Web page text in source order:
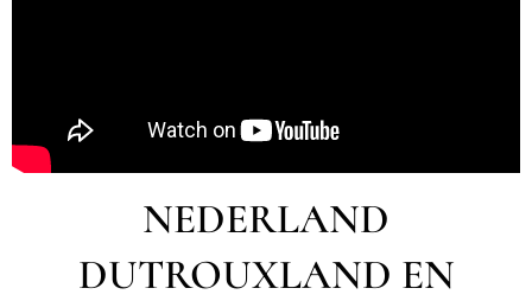
NEDERLAND
DUTROUXLAND EN